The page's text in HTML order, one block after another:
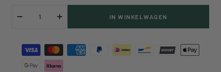
Verlaag
Verhoog
IN WINKELWAGEN